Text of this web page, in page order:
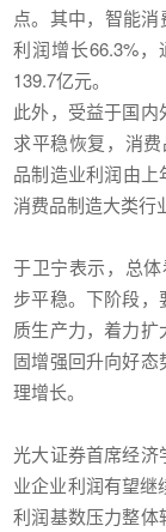
点。其中，智能
利润增长66.3%
139.7亿元。
此外，受益于国
求平稳恢复，消
品制造业利润由上
消费品制造大类行
于卫宁表示，总
步平稳。下阶段
质生产力，着力
固增强回升向好
理增长。
光大证券首席经济
业企业利润有望继
利润基数压力整